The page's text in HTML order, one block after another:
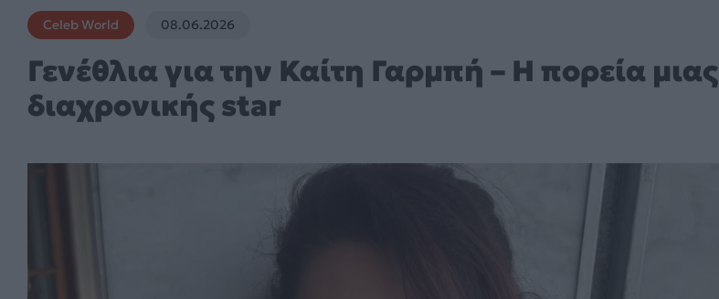
Celeb World 08.06.2026
Γενέθλια για την Καίτη Γαρμπή – Η πορεία μιας
διαχρονικής star